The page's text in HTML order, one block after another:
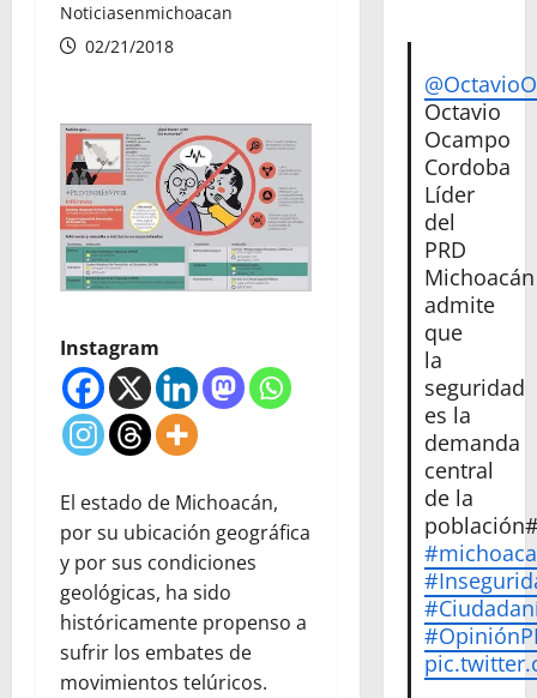
Noticiasenmichoacan
02/21/2018
Instagram
El estado de Michoacán,
por su ubicación geográfica
y por sus condiciones
geológicas, ha sido
históricamente propenso a
sufrir los embates de
movimientos telúricos.
Octavio
Ocampo
Cordoba
Líder
del
PRD
Michoacán
admite
que
la
seguridad
es la
demanda
central
de la